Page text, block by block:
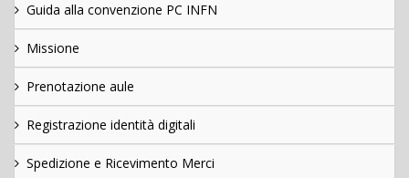
Guida alla convenzione PC INFN
Missione
Prenotazione aule
Registrazione identità digitali
Spedizione e Ricevimento Merci